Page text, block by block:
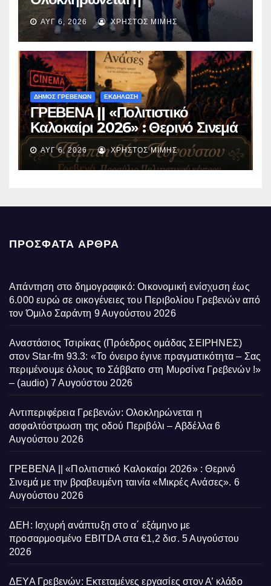
ασφαλτόστρωση της οδού
Περιβόλι – Αβδέλλα
ΑΥΓ 6, 2026 ΧΡΉΣΤΟΣ ΜΊΜΗΣ
ΔΗΜΟΣ ΓΡΕΒΕΝΩΝ ΕΚΔΗΛΩΣΗ
ΓΡΕΒΕΝΑ || «Πολιτιστικό
Καλοκαίρι 2026» : Θερινό Σινεμά
με την βραβευμένη ταινία
«Μικρές Ανάσες».
ΑΥΓ 6, 2026 ΧΡΉΣΤΟΣ ΜΊΜΗΣ
ΠΡΌΣΦΑΤΑ ΆΡΘΡΑ
Απάντηση στο δημογραφικό: Οικονομική ενίσχυση έως
6.000 ευρώ σε οικογένειες του Περιβολίου Γρεβενών από
τον Όμιλο Σαράντη 9 Αυγούστου 2026
Αναστάσιος Τσιρίκας (Πρόεδρος ομάδας ΣΕΙΡΗΝΕΣ)
στον Star-fm 93.3: «Το όνειρο έγινε πραγματικότητα – Σας
περιμένουμε όλους το Σάββατο στη Μυρσίνα Γρεβενών !»
– (audio) 7 Αυγούστου 2026
Αντιπεριφέρεια Γρεβενών: Ολοκληρώνεται η
ασφαλτόστρωση της οδού Περιβόλι – Αβδέλλα 6
Αυγούστου 2026
ΓΡΕΒΕΝΑ || «Πολιτιστικό Καλοκαίρι 2026» : Θερινό
Σινεμά με την βραβευμένη ταινία «Μικρές Ανάσες». 6
Αυγούστου 2026
ΔΕΗ: Ισχυρή ανάπτυξη στο α΄ εξάμηνο με
προσαρμοσμένο EBITDA στα €1,2 δισ. 5 Αυγούστου
2026
ΔΕΥΑ Γρεβενών: Εκτεταμένες εργασίες στον Α’ κλάδο